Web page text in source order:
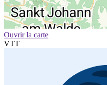
Ouvrir la carte
VTT